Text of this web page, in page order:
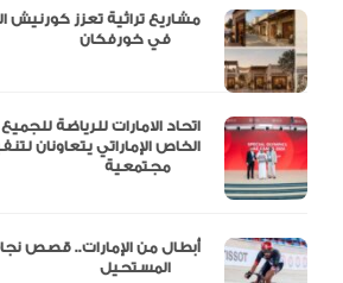
مشاريع تراثية تعزز كورنيش
اتحاد الامارات للرياضة للجميع
الخاص الإماراتي يتعاونان
أبطال من الإمارات.. قصص